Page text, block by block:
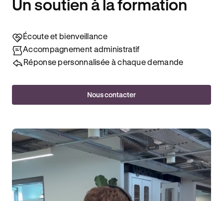
Un soutien à la formation
Écoute et bienveillance
Accompagnement administratif
Réponse personnalisée à chaque demande
Nous contacter